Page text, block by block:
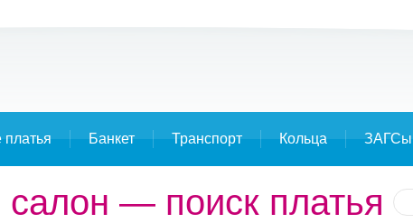
Банкет Транспорт Кольца ЗАГСы
— поиск платья